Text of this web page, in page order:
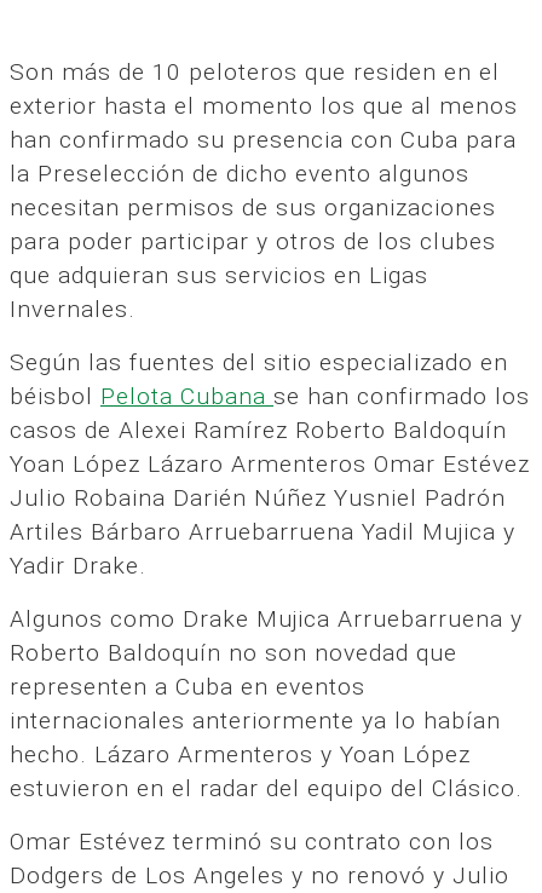
Son más de 10 peloteros que residen en el
exterior hasta el momento los que al menos
han confirmado su presencia con Cuba para
la Preselección de dicho evento algunos
necesitan permisos de sus organizaciones
para poder participar y otros de los clubes
que adquieran sus servicios en Ligas
Invernales.
Según las fuentes del sitio especializado en
béisbol Pelota Cubana se han confirmado los
casos de Alexei Ramírez Roberto Baldoquín
Yoan López Lázaro Armenteros Omar Estévez
Julio Robaina Darién Núñez Yusniel Padrón
Artiles Bárbaro Arruebarruena Yadil Mujica y
Yadir Drake.
Algunos como Drake Mujica Arruebarruena y
Roberto Baldoquín no son novedad que
representen a Cuba en eventos
internacionales anteriormente ya lo habían
hecho. Lázaro Armenteros y Yoan López
estuvieron en el radar del equipo del Clásico.
Omar Estévez terminó su contrato con los
Dodgers de Los Angeles y no renovó y Julio